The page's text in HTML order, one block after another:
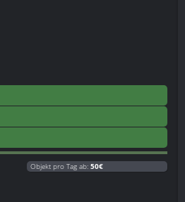
Objekt pro Tag ab: 50€